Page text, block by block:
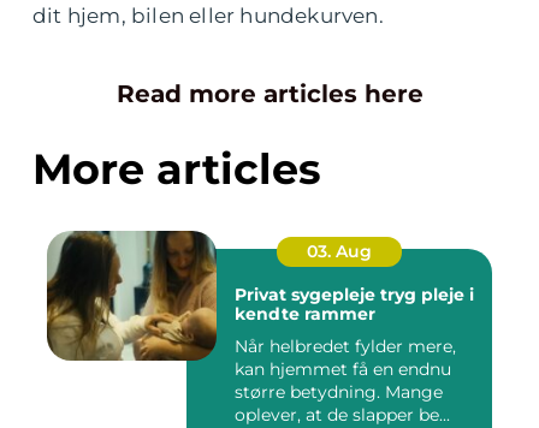
dit hjem, bilen eller hundekurven.
Read more articles here
More articles
03. Aug
Privat sygepleje tryg pleje i
kendte rammer
Når helbredet fylder mere,
kan hjemmet få en endnu
større betydning. Mange
oplever, at de slapper be...